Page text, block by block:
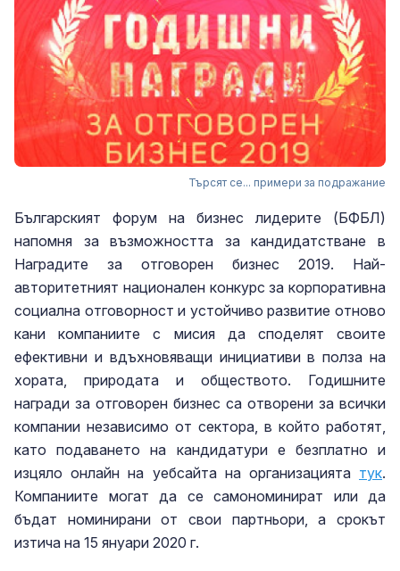
Търсят се... примери за подражание
Българският форум на бизнес лидерите (БФБЛ)
напомня за възможността за кандидатстване в
Наградите за отговорен бизнес 2019. Най-
авторитетният национален конкурс за корпоративна
социална отговорност и устойчиво развитие отново
кани компаниите с мисия да споделят своите
ефективни и вдъхновяващи инициативи в полза на
хората, природата и обществото. Годишните
награди за отговорен бизнес са отворени за всички
компании независимо от сектора, в който работят,
като подаването на кандидатури е безплатно и
изцяло онлайн на уебсайта на организацията тук.
Компаниите могат да се самономинират или да
бъдат номинирани от свои партньори, а срокът
изтича на 15 януари 2020 г.